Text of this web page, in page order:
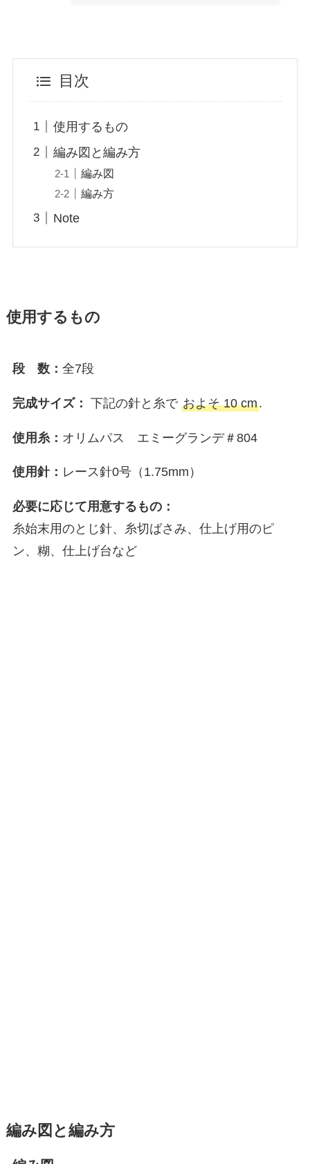
目次
使用するもの
編み図と編み方
編み図
編み方
Note
使用するもの
段 数： 全7段
完成サイズ： 下記の針と糸で およそ 10 cm.
使用糸： オリムパス エミーグランデ＃804
使用針： レース針0号（1.75mm）
必要に応じて用意するもの：
糸始末用のとじ針、糸切ばさみ、仕上げ用のピ
ン、糊、仕上げ台など
編み図と編み方